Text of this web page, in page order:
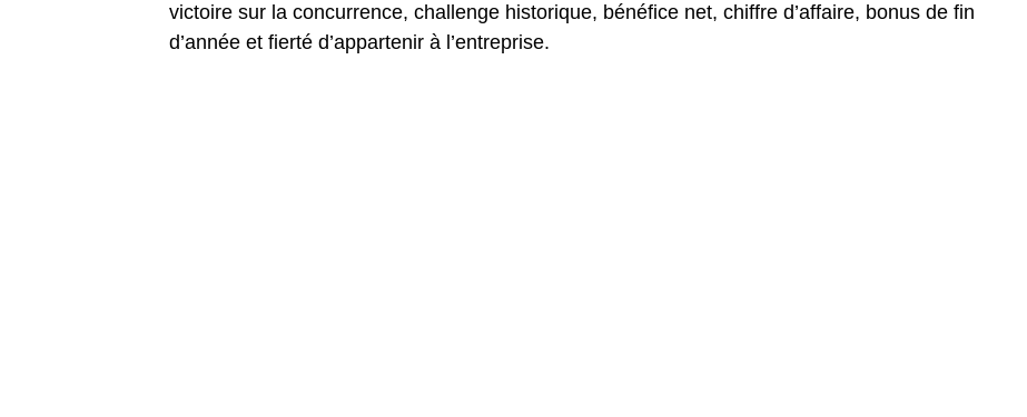
victoire sur la concurrence, challenge historique, bénéfice net, chiffre d’affaire, bonus de fin
d’année et fierté d’appartenir à l’entreprise.